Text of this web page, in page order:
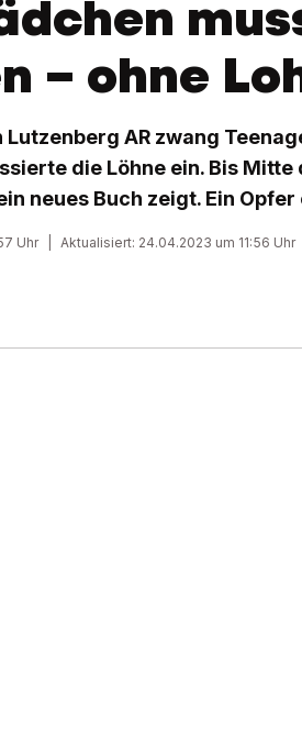
– ohne
Lutzenberg AR zwang
die Löhne ein. Bis Mitte
neues Buch zeigt. Ein
Uhr Aktualisiert: 24.04.2023 um 11:56 Uhr